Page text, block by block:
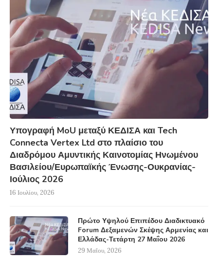
Υπογραφή MoU μεταξύ ΚΕΔΙΣΑ και Tech
Connecta Vertex Ltd στο πλαίσιο του
Διαδρόμου Αμυντικής Καινοτομίας Ηνωμένου
Βασιλείου/Ευρωπαϊκής Ένωσης-Ουκρανίας-
Ιούλιος 2026
16 Ιουλίου, 2026
Πρώτο Υψηλού Επιπέδου Διαδικτυακό
Forum Δεξαμενών Σκέψης Αρμενίας και
Ελλάδας-Τετάρτη 27 Μαΐου 2026
29 Μαΐου, 2026